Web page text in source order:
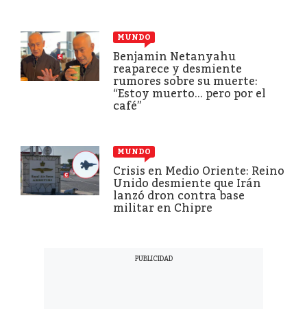
MUNDO
Benjamin Netanyahu
reaparece y desmiente
rumores sobre su muerte:
“Estoy muerto... pero por el
café”
MUNDO
Crisis en Medio Oriente: Reino
Unido desmiente que Irán
lanzó dron contra base
militar en Chipre